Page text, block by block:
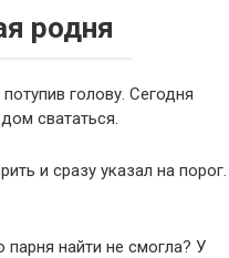
родня
голову. Сегодня
свататься.
и сразу указал на порог.
найти не смогла? У